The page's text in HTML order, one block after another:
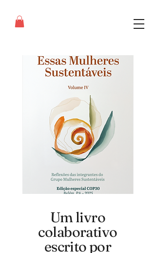
Um livro
colaborativo
escrito por